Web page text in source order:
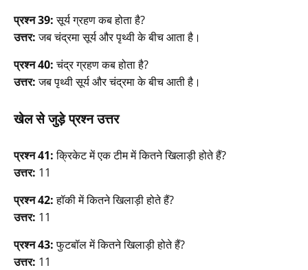
प्रश्न 39:सूर्य ग्रहण कब होता है?
उत्तर:जब चंद्रमा सूर्य और पृथ्वी के बीच आता है।
प्रश्न 40:चंद्र ग्रहण कब होता है?
उत्तर:जब पृथ्वी सूर्य और चंद्रमा के बीच आती है।
खेल से जुड़े प्रश्न उत्तर
प्रश्न 41:क्रिकेट में एक टीम में कितने खिलाड़ी होते हैं?
उत्तर: 11
प्रश्न 42:हॉकी में कितने खिलाड़ी होते हैं?
उत्तर: 11
प्रश्न 43:फुटबॉल में कितने खिलाड़ी होते हैं?
उत्तर: 11